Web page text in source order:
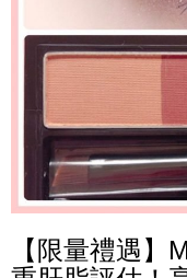
【限量禮遇】